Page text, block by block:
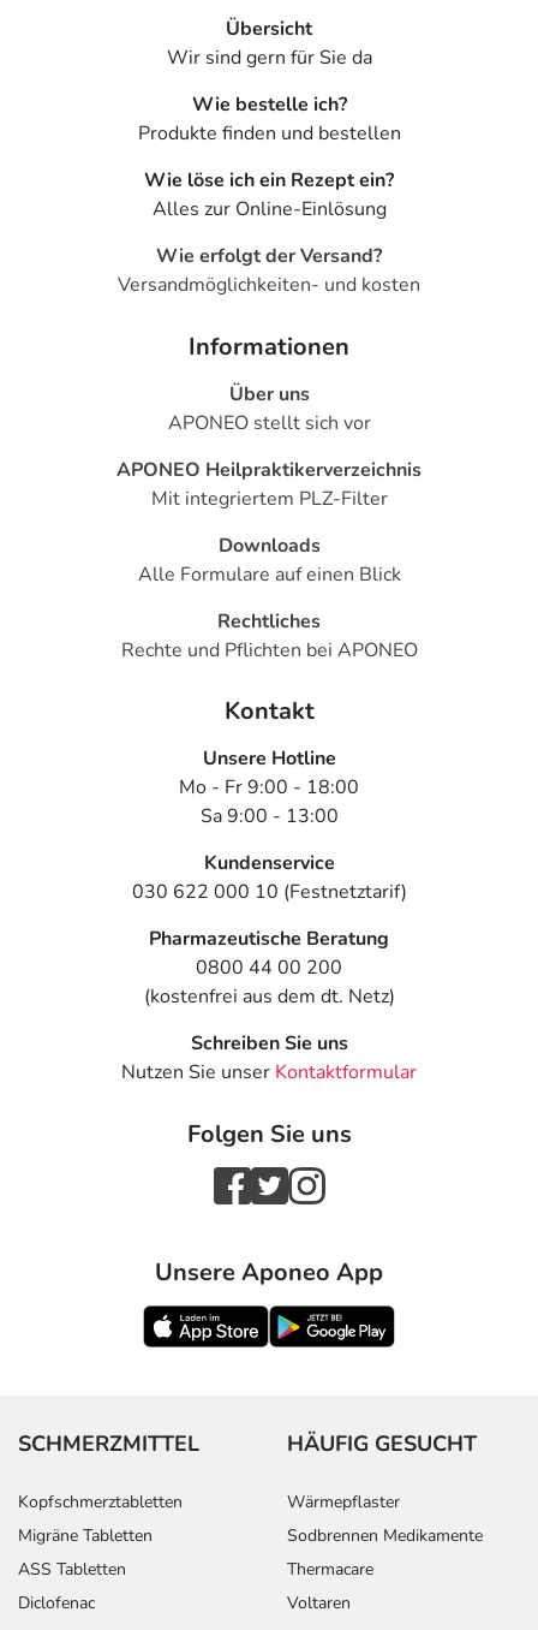
Übersicht
Wir sind gern für Sie da
Wie bestelle ich?
Produkte finden und bestellen
Wie löse ich ein Rezept ein?
Alles zur Online-Einlösung
Wie erfolgt der Versand?
Versandmöglichkeiten- und kosten
Informationen
Über uns
APONEO stellt sich vor
APONEO Heilpraktikerverzeichnis
Mit integriertem PLZ-Filter
Downloads
Alle Formulare auf einen Blick
Rechtliches
Rechte und Pflichten bei APONEO
Kontakt
Unsere Hotline
Mo - Fr 9:00 - 18:00
Sa 9:00 - 13:00
Kundenservice
030 622 000 10 (Festnetztarif)
Pharmazeutische Beratung
0800 44 00 200
(kostenfrei aus dem dt. Netz)
Schreiben Sie uns
Nutzen Sie unser Kontaktformular
Folgen Sie uns
Unsere Aponeo App
SCHMERZMITTEL
Kopfschmerztabletten
Migräne Tabletten
ASS Tabletten
Diclofenac
HÄUFIG GESUCHT
Wärmepflaster
Sodbrennen Medikamente
Thermacare
Voltaren